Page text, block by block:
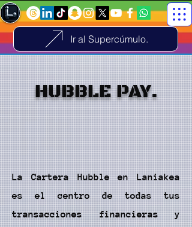
Ir al Supercúmulo.
HUBBLE PAY.
La Cartera Hubble en Laniakea
es el centro de todas tus
transacciones financieras y